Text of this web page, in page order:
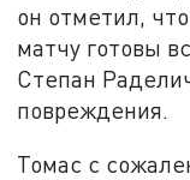
он отметил,
матчу готовы
Степан
повреждения.
Томас с